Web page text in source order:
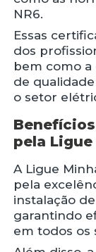
NR6.
Essas
dos
bem como
de
o setor
pela
A Ligue
pela
instalação
garantindo
em todos os